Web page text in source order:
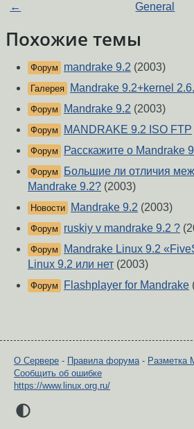
← General
Похожие темы
Форум mandrake 9.2 (2003)
Галерея Mandrake 9.2+kernel
Форум Mandrake 9.2 (2003)
Форум MANDRAKE 9.2 ISO FTP
Форум Расскажите о Mandrake
Форум
Большие ли отличия
Mandrake 9.2? (2003)
Новости Mandrake 9.2 (2003)
Форум ruskiy v mandrake 9.2 ?
Форум
Mandrake Linux 9.2
Linux 9.2 или нет (2003)
Форум Flashplayer for Mandrake
О Сервере - Правила форума - Разметка
Сообщить об ошибке
https://www.linux.org.ru/